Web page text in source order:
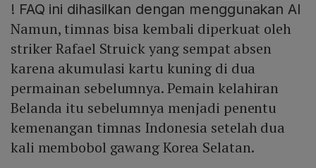
! FAQ ini dihasilkan dengan menggunakan AI
Namun, timnas bisa kembali diperkuat oleh
striker Rafael Struick yang sempat absen
karena akumulasi kartu kuning di dua
permainan sebelumnya. Pemain kelahiran
Belanda itu sebelumnya menjadi penentu
kemenangan timnas Indonesia setelah dua
kali membobol gawang Korea Selatan.